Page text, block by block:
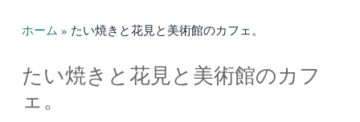
ホーム » たい焼きと花見と美術館のカフェ。
たい焼きと花見と美術館のカフ
ェ。